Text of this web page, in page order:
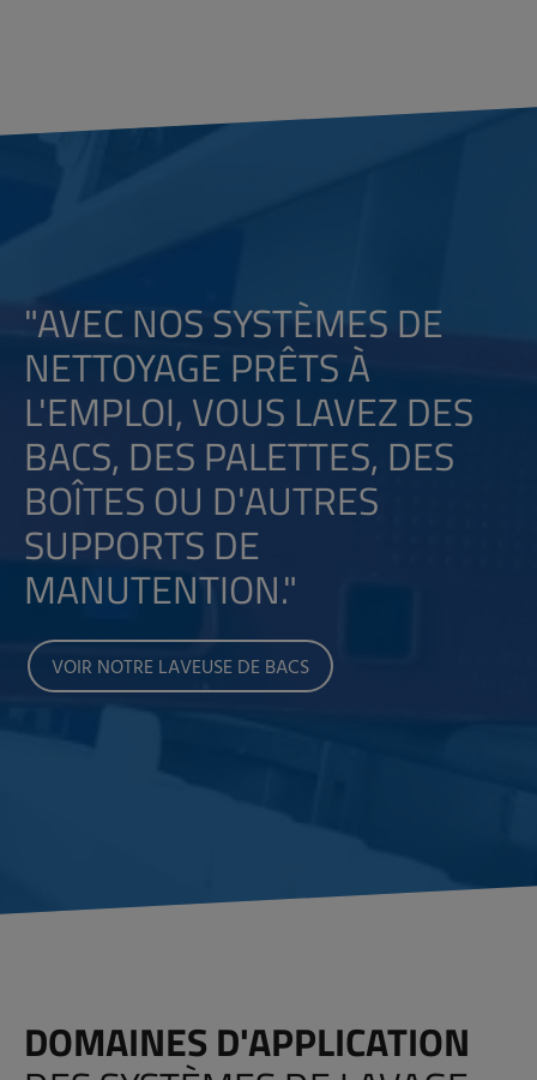
"AVEC NOS SYSTÈMES DE
NETTOYAGE PRÊTS À
L'EMPLOI, VOUS LAVEZ DES
BACS, DES PALETTES, DES
BOÎTES OU D'AUTRES
SUPPORTS DE
MANUTENTION."
VOIR NOTRE LAVEUSE DE BACS
DOMAINES D'APPLICATION